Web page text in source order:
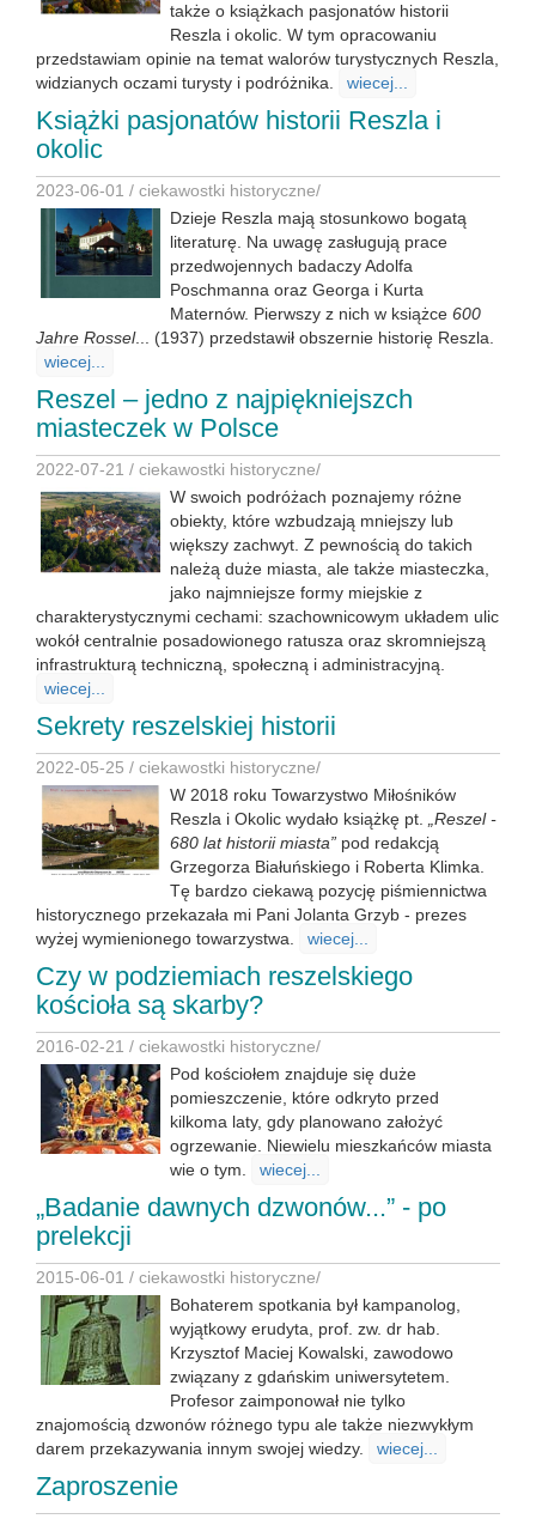
także o książkach pasjonatów historii
Reszla i okolic. W tym opracowaniu
przedstawiam opinie na temat walorów turystycznych Reszla,
widzianych oczami turysty i podróżnika.
wiecej...
Książki pasjonatów historii Reszla i
okolic
2023-06-01 / ciekawostki historyczne/
Dzieje Reszla mają stosunkowo bogatą
literaturę. Na uwagę zasługują prace
przedwojennych badaczy Adolfa
Poschmanna oraz Georga i Kurta
Maternów. Pierwszy z nich w książce 600
Jahre Rossel... (1937) przedstawił obszernie historię Reszla.
wiecej...
Reszel – jedno z najpiękniejszch
miasteczek w Polsce
2022-07-21 / ciekawostki historyczne/
W swoich podróżach poznajemy różne
obiekty, które wzbudzają mniejszy lub
większy zachwyt. Z pewnością do takich
należą duże miasta, ale także miasteczka,
jako najmniejsze formy miejskie z
charakterystycznymi cechami: szachownicowym układem ulic
wokół centralnie posadowionego ratusza oraz skromniejszą
infrastrukturą techniczną, społeczną i administracyjną.
wiecej...
Sekrety reszelskiej historii
2022-05-25 / ciekawostki historyczne/
W 2018 roku Towarzystwo Miłośników
Reszla i Okolic wydało książkę pt.
„Reszel -
680 lat historii miasta” pod redakcją
Grzegorza Białuńskiego i Roberta Klimka.
Tę bardzo ciekawą pozycję piśmiennictwa
historycznego przekazała mi Pani Jolanta Grzyb - prezes
wyżej wymienionego towarzystwa.
wiecej...
Czy w podziemiach reszelskiego
kościoła są skarby?
2016-02-21 / ciekawostki historyczne/
Pod kościołem znajduje się duże
pomieszczenie, które odkryto przed
kilkoma laty, gdy planowano założyć
ogrzewanie. Niewielu mieszkańców miasta
wie o tym.
wiecej...
„Badanie dawnych dzwonów...” - po
prelekcji
2015-06-01 / ciekawostki historyczne/
Bohaterem spotkania był kampanolog,
wyjątkowy erudyta, prof. zw. dr hab.
Krzysztof Maciej Kowalski, zawodowo
związany z gdańskim uniwersytetem.
Profesor zaimponował nie tylko
znajomością dzwonów różnego typu ale także niezwykłym
darem przekazywania innym swojej wiedzy.
wiecej...
Zaproszenie